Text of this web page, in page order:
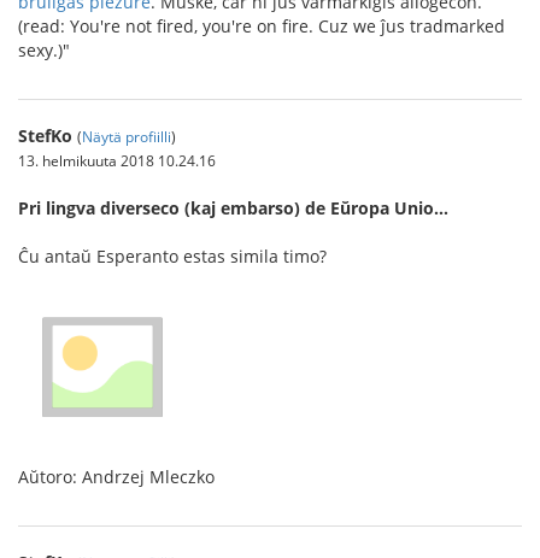
(read: You're not fired, you're on fire. Cuz we ĵus tradmarked
sexy.)"
StefKo (Näytä profiilli)
13. helmikuuta 2018 10.24.16
Pri lingva diverseco (kaj embarso) de Eŭropa Unio…
Ĉu antaŭ Esperanto estas simila timo?
Aŭtoro: Andrzej Mleczko